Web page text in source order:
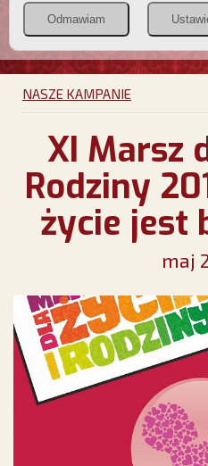
POZNAJ APOSTOLAT
NASZE KAMPANIE
XI Marsz
Rodziny
życie jest
maj
Odmawiam